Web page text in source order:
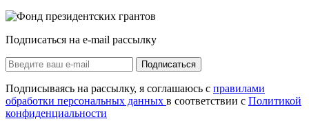
Подписаться на e-mail рассылку
Подписаться
Подписываясь на рассылку, я соглашаюсь с правилами
обработки персональных данных в соответствии с Политикой
конфиденциальности